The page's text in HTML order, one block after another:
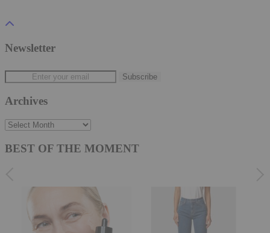
Newsletter
Archives
Archives
BEST OF THE MOMENT